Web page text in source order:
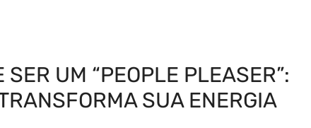
UM “PEOPLE PLEASER”:
SUA ENERGIA